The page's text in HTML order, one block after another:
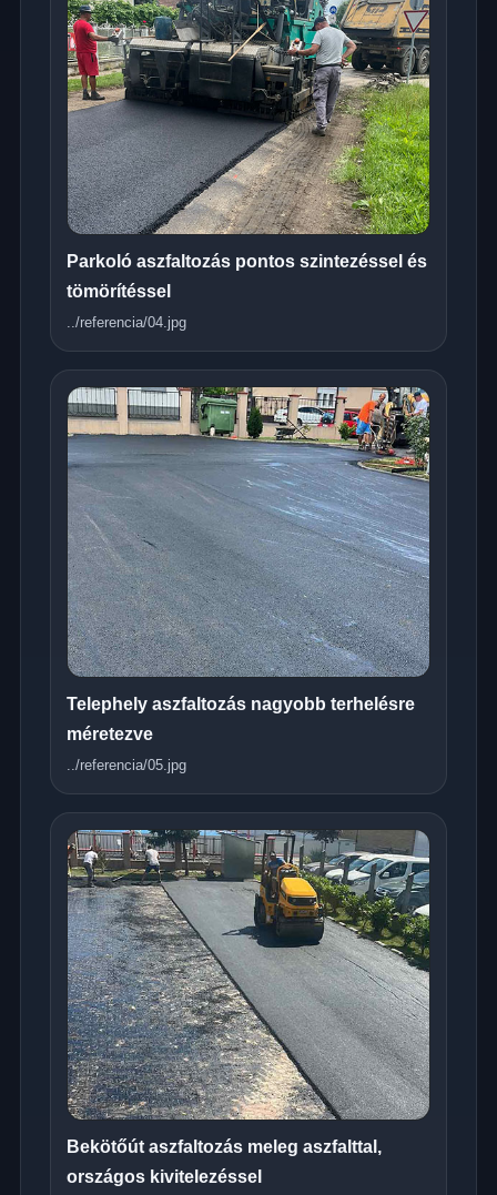
Parkoló aszfaltozás pontos szintezéssel és
tömörítéssel
../referencia/04.jpg
Telephely aszfaltozás nagyobb terhelésre
méretezve
../referencia/05.jpg
Bekötőút aszfaltozás meleg aszfalttal,
országos kivitelezéssel